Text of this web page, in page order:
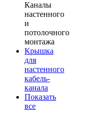
Каналы
настенного
и
потолочного
монтажа
Крышка
для
настенного
кабель-
канала
Показать
все